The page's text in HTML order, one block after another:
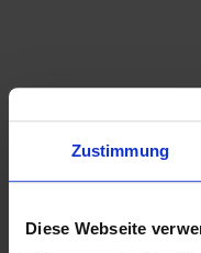
Zustimmung
Diese Webseite